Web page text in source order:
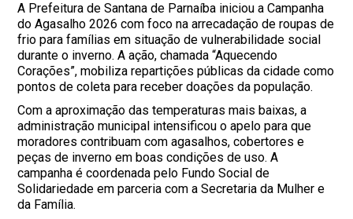
A Prefeitura de Santana de Parnaíba iniciou a Campanha
do Agasalho 2026 com foco na arrecadação de roupas de
frio para famílias em situação de vulnerabilidade social
durante o inverno. A ação, chamada “Aquecendo
Corações”, mobiliza repartições públicas da cidade como
pontos de coleta para receber doações da população.
Com a aproximação das temperaturas mais baixas, a
administração municipal intensificou o apelo para que
moradores contribuam com agasalhos, cobertores e
peças de inverno em boas condições de uso. A
campanha é coordenada pelo Fundo Social de
Solidariedade em parceria com a Secretaria da Mulher e
da Família.